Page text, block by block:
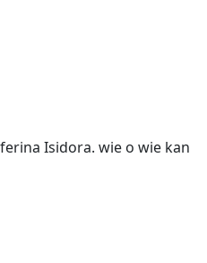
Isidora. wie o wie kan